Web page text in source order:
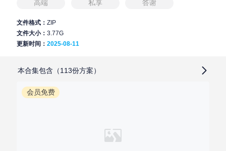
高端 私享 答谢
文件格式：ZIP
文件大小：3.77G
更新时间：2025-08-11
本合集包含（113份方案）
会员免费